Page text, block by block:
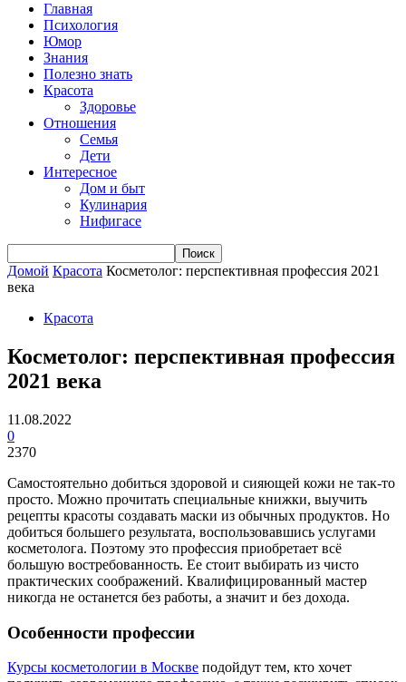
Главная
Психология
Юмор
Знания
Полезно знать
Красота
Здоровье
Отношения
Семья
Дети
Интересное
Дом и быт
Кулинария
Нифигасе
Домой Красота Косметолог: перспективная профессия 2021
века
Красота
Косметолог: перспективная профессия
2021 века
11.08.2022
0
2370
Самостоятельно добиться здоровой и сияющей кожи не так-то
просто. Можно прочитать специальные книжки, выучить
рецепты красоты создавать маски из обычных продуктов. Но
добиться большего результата, воспользовавшись услугами
косметолога. Поэтому это профессия приобретает всё
большую востребованность. Ее стоит выбирать из чисто
практических соображений. Квалифицированный мастер
никогда не останется без работы, а значит и без дохода.
Особенности профессии
Курсы косметологии в Москве подойдут тем, кто хочет